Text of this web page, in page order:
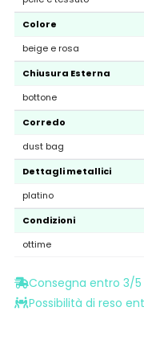
Colore
beige e rosa
Chiusura Esterna
bottone
Corredo
dust bag
Dettagli metallici
platino
Condizioni
ottime
Consegna entro 3/
Possibilità di reso